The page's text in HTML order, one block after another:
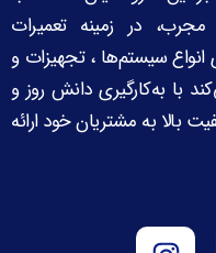
در زمینه تعمیرات
سیستم‌ها ، تجهیزات و
با به‌کارگیری دانش روز و
بالا به مشتریان خود ارائه